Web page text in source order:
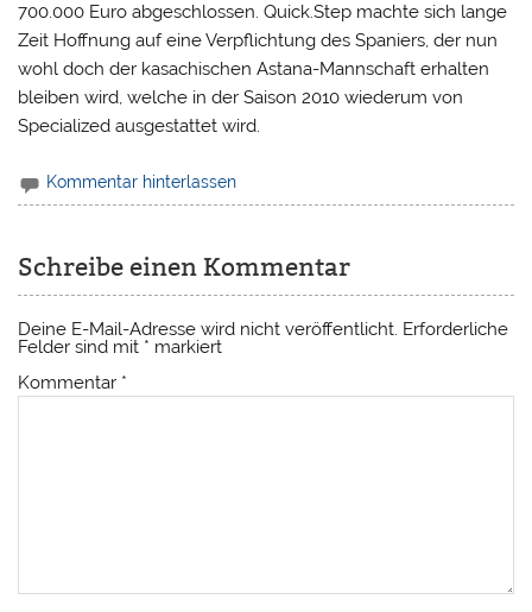
700.000 Euro abgeschlossen. Quick.Step machte sich lange
Zeit Hoffnung auf eine Verpflichtung des Spaniers, der nun
wohl doch der kasachischen Astana-Mannschaft erhalten
bleiben wird, welche in der Saison 2010 wiederum von
Specialized ausgestattet wird.
Kommentar hinterlassen
Schreibe einen Kommentar
Deine E-Mail-Adresse wird nicht veröffentlicht. Erforderliche
Felder sind mit * markiert
Kommentar *